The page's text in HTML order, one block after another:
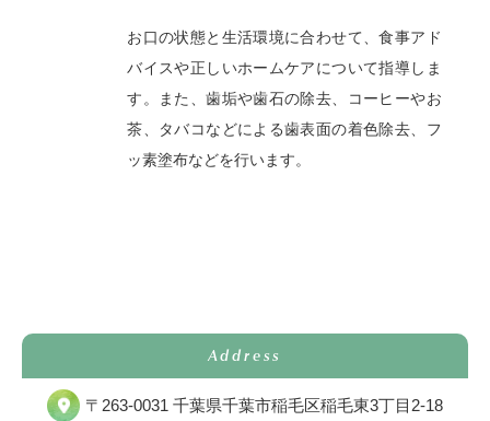
お口の状態と生活環境に合わせて、食事アド
バイスや正しいホームケアについて指導しま
す。また、歯垢や歯石の除去、コーヒーやお
茶、タバコなどによる歯表面の着色除去、フ
ッ素塗布などを行います。
Address
〒263-0031 千葉県千葉市稲毛区稲毛東3丁目2-18